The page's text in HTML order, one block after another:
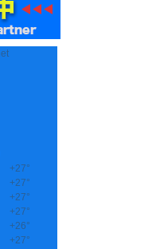
+27°
+27°
+27°
+27°
+26°
+27°